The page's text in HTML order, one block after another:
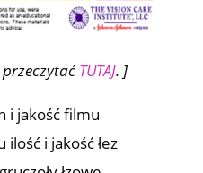
TUTAJ. ]
i jakość filmu
ilość i jakość łez